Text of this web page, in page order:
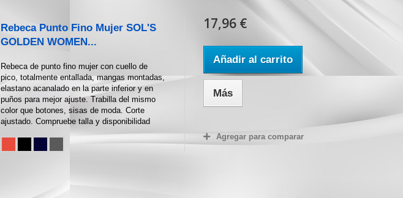
Rebeca Punto Fino Mujer SOL'S
GOLDEN WOMEN...
Rebeca de punto fino mujer con cuello de
pico, totalmente entallada, mangas montadas,
elastano acanalado en la parte inferior y en
puños para mejor ajuste. Trabilla del mismo
color que botones, sisas de moda. Corte
ajustado. Compruebe talla y disponibilidad
17,96 €
Añadir al carrito
Más
Agregar para comparar